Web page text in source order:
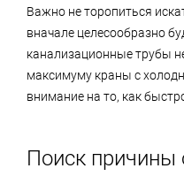
Важно не торопиться
вначале целесообразно
канализационные трубы
максимуму краны с
внимание на то, как
Поиск причины